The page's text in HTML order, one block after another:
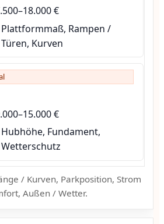
€
Plattformmaß, Rampen /
Türen, Kurven
€
Hubhöhe, Fundament,
Wetterschutz
/ Kurven, Parkposition, Strom
Außen / Wetter.